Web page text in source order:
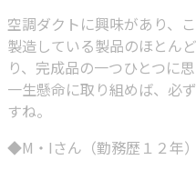
空調ダクトに興味があり、
製造している製品のほとん
り、完成品の一つひとつに
一生懸命に取り組めば、必
すね。
◆M・Iさん（勤務歴１２年）